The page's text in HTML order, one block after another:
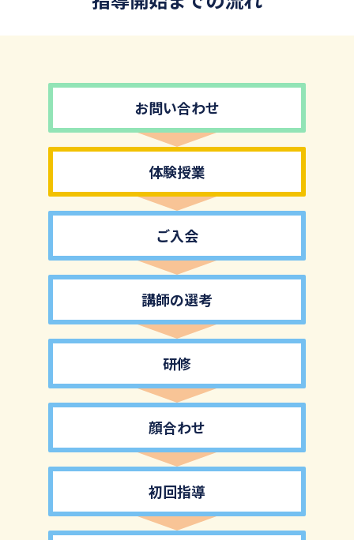
お問い合わせ
体験授業
ご入会
講師の選考
研修
顔合わせ
初回指導